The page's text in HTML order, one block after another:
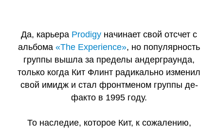
Да, карьера Prodigy начинает свой отсчет с
альбома «The Experience», но популярность
группы вышла за пределы андерграунда,
только когда Кит Флинт радикально изменил
свой имидж и стал фронтменом группы де-
факто в 1995 году.
То наследие, которое Кит, к сожалению,